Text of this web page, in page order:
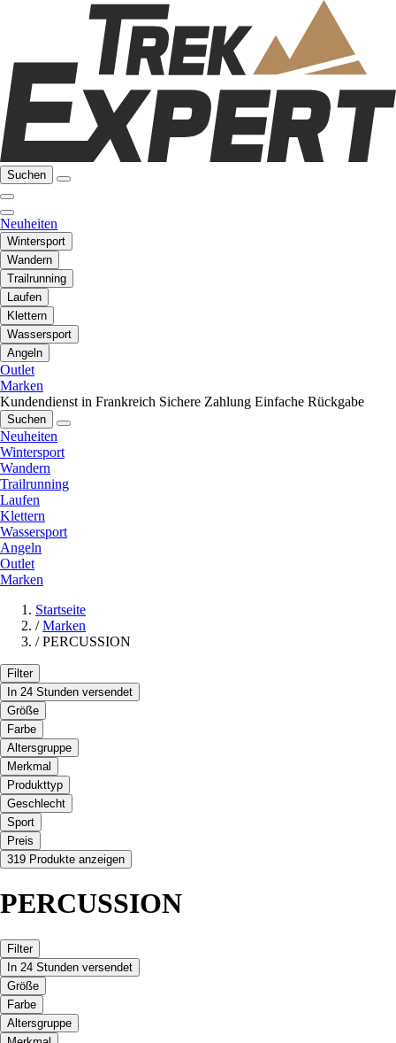
Suchen
Neuheiten
Wintersport
Wandern
Trailrunning
Laufen
Klettern
Wassersport
Angeln
Outlet
Marken
Kundendienst in Frankreich Sichere Zahlung Einfache Rückgabe
Suchen
Neuheiten
Wintersport
Wandern
Trailrunning
Laufen
Klettern
Wassersport
Angeln
Outlet
Marken
Startseite
/ Marken
/ PERCUSSION
Filter
In 24 Stunden versendet
Größe
Farbe
Altersgruppe
Merkmal
Produkttyp
Geschlecht
Sport
Preis
319 Produkte anzeigen
PERCUSSION
Filter
In 24 Stunden versendet
Größe
Farbe
Altersgruppe